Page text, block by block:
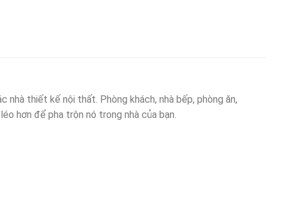
thiết kế nội thất. Phòng khách, nhà bếp, phòng ăn,
hơn để pha trộn nó trong nhà của bạn.